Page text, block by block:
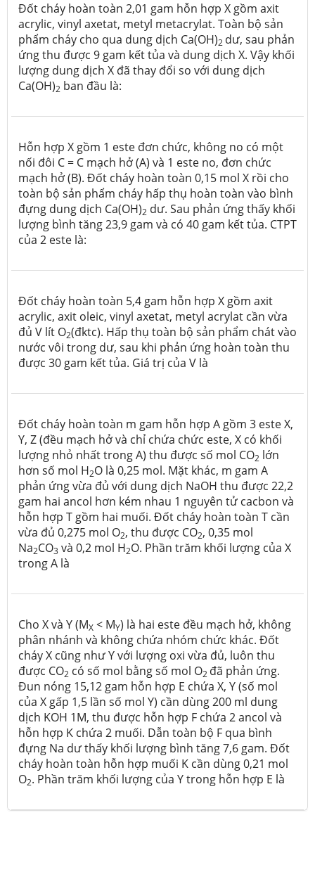
Đốt cháy hoàn toàn 2,01 gam hỗn hợp X gồm axit
acrylic, vinyl axetat, metyl metacrylat. Toàn bộ sản
phẩm cháy cho qua dung dịch Ca(OH)2 dư, sau phản
ứng thu được 9 gam kết tủa và dung dịch X. Vậy khối
lượng dung dịch X đã thay đổi so với dung dịch
Ca(OH)2 ban đầu là:
Hỗn hợp X gồm 1 este đơn chức, không no có một
nối đôi C = C mạch hở (A) và 1 este no, đơn chức
mạch hở (B). Đốt cháy hoàn toàn 0,15 mol X rồi cho
toàn bộ sản phẩm cháy hấp thụ hoàn toàn vào bình
đựng dung dịch Ca(OH)2 dư. Sau phản ứng thấy khối
lượng bình tăng 23,9 gam và có 40 gam kết tủa. CTPT
của 2 este là:
Đốt cháy hoàn toàn 5,4 gam hỗn hợp X gồm axit
acrylic, axit oleic, vinyl axetat, metyl acrylat cần vừa
đủ V lít O2(đktc). Hấp thụ toàn bộ sản phẩm chát vào
nước vôi trong dư, sau khi phản ứng hoàn toàn thu
được 30 gam kết tủa. Giá trị của V là
Đốt cháy hoàn toàn m gam hỗn hợp A gồm 3 este X,
Y, Z (đều mạch hở và chỉ chứa chức este, X có khối
lượng nhỏ nhất trong A) thu được số mol CO2 lớn
hơn số mol H2O là 0,25 mol. Mặt khác, m gam A
phản ứng vừa đủ với dung dịch NaOH thu được 22,2
gam hai ancol hơn kém nhau 1 nguyên tử cacbon và
hỗn hợp T gồm hai muối. Đốt cháy hoàn toàn T cần
vừa đủ 0,275 mol O2, thu được CO2, 0,35 mol
Na2CO3 và 0,2 mol H2O. Phần trăm khối lượng của X
trong A là
Cho X và Y (MX < MY) là hai este đều mạch hở, không
phân nhánh và không chứa nhóm chức khác. Đốt
cháy X cũng như Y với lượng oxi vừa đủ, luôn thu
được CO2 có số mol bằng số mol O2 đã phản ứng.
Đun nóng 15,12 gam hỗn hợp E chứa X, Y (số mol
của X gấp 1,5 lần số mol Y) cần dùng 200 ml dung
dịch KOH 1M, thu được hỗn hợp F chứa 2 ancol và
hỗn hợp K chứa 2 muối. Dẫn toàn bộ F qua bình
đựng Na dư thấy khối lượng bình tăng 7,6 gam. Đốt
cháy hoàn toàn hỗn hợp muối K cần dùng 0,21 mol
O2. Phần trăm khối lượng của Y trong hỗn hợp E là